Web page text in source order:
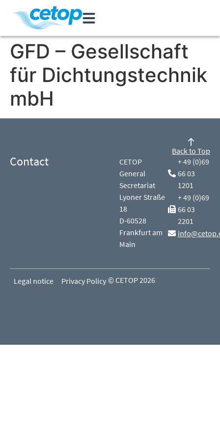
GFD – Gesellschaft
für Dichtungstechnik
mbH
Contact
CETOP
General
Secretariat
Lyoner Straße
18
D-60528
Frankfurt am
Main
+ 49 (0)69
66 03
1201
+ 49 (0)69
66 03
2201
Back to Top
Legal notice Privacy Policy © CETOP 2026